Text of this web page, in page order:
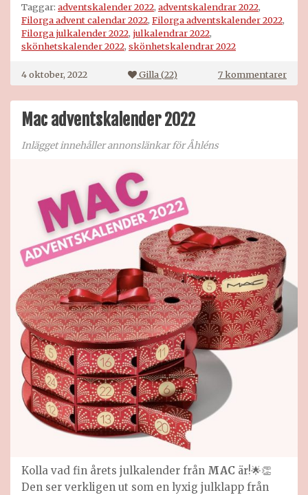
Taggar: adventskalender 2022, adventskalendrar 2022,
Filorga advent calendar 2022, Filorga adventskalender 2022,
Filorga julkalender 2022, julkalendrar 2022,
skönhetskalender 2022, skönhetskalendrar 2022
4 oktober, 2022 Gilla (22) 7 kommentarertill
Mac adventskalender 2022
Inlägget innehåller annonslänkar för Åhléns
Kolla vad fin årets julkalender från MAC är!🌟👏
Den ser verkligen ut som en lyxig julklapp från